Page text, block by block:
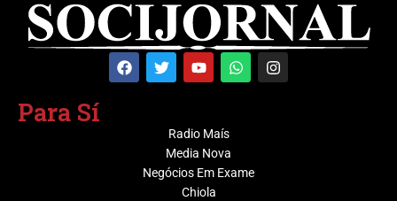
Para Sí
Radio Maís
Media Nova
Negócios Em Exame
Chiola